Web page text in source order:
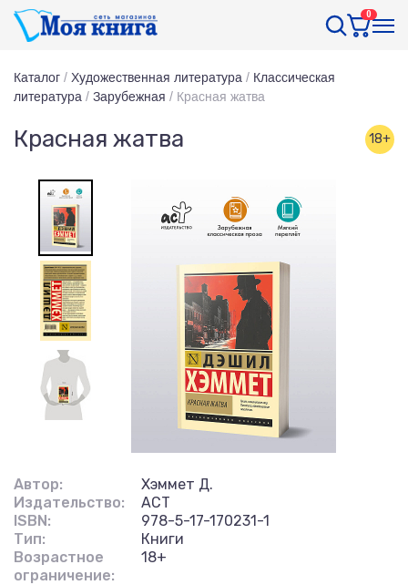
0
Каталог / Художественная литература / Классическая
литература / Зарубежная / Красная жатва
Красная жатва 18+
Автор:
Хэммет Д.
Издательство:
АСТ
ISBN:
978-5-17-170231-1
Тип:
Книги
Возрастное
ограничение:
18+